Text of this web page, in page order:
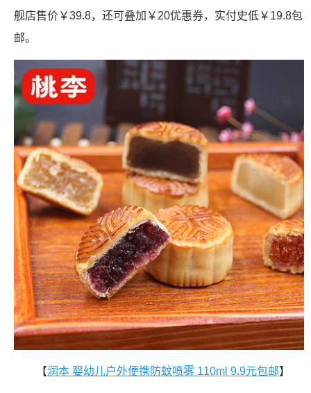
舰店售价￥39.8，还可叠加￥20优惠券，实付史低￥19.8包
邮。
【润本 婴幼儿户外便携防蚊喷雾 110ml 9.9元包邮】